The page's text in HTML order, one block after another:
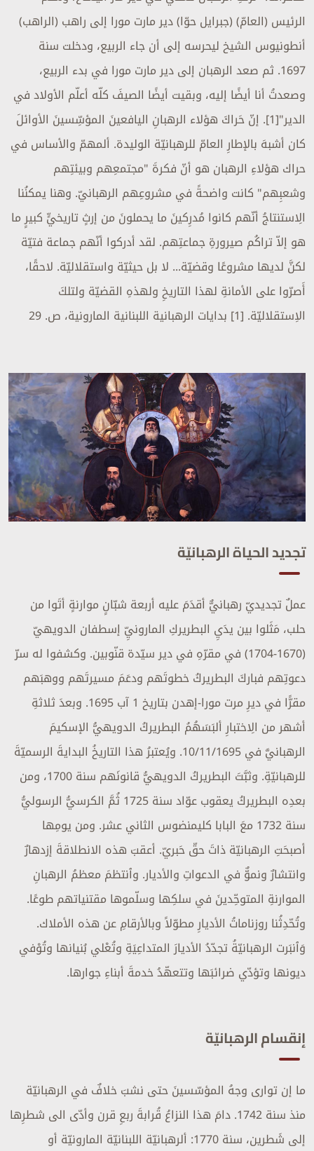
الرئيس (العامّ) (جبرايل حوّا) دير مارت مورا إلى راهب (الراهب)
أنطونيوس الشيخ ليحرسه إلى أن جاء الربيع، ودخلت سنة
1697. ثم صعد الرهبان إلى دير مارت مورا في بدء الربيع،
وصعدتُ أنا أيضًا إليه، وبقيت أيضًا الصيفَ كلّه أعلّم الأولاد في
الدير"[1]. إنّ حَراكَ هؤلاء الرهبانِ اليافعينَ المؤسِّسينَ الأوائلَ
كان أشبهَ بالإطارِ العامّ للرهبانيّة الوليدة. ألمهمّ والأساس في
حراك هؤلاءِ الرهبان هو أنّ فكرةَ "مجتمعِهم وبيئتِهم
وشعبِهم" كانت واضحةً في مشروعِهم الرهبانيّ. وهنا يمكنُنا
الِاستنتاجُ أنّهم كانوا مُدرِكينَ ما يحملونَ من إرثٍ تاريخيٍّ كبيرٍ ما
هو إلاّ تراكُم صيرورةِ جماعتِهم. لقد أدركوا أنّهم جماعة فتيّة
لكنَّ لديها مشروعًا وقضيّة... لا بل حيثيّة واستقلاليّة. لاحقًا،
أَصرّوا على الأمانةِ لهذا التاريخِ ولهذهِ القضيّة ولتلكَ
الاِستقلاليّة. [1] بدايات الرهبانية اللبنانية المارونية، ص. 29
تجديد الحياة الرهبانيّة
عملٌ تجديديّ رهبانيٌّ أقدَمَ عليه أربعة شبّانٍ موارنةٍ أتَوا من
حلب، مَثَلوا بين يدَيِ البطريركِ المارونيِّ إسطفان الدويهيّ
(1670-1704) في مقرّهِ في دير سيّدة قنّوبين. وكشفوا له سرّ
دعوتِهم فباركَ البطريركُ خطوتَهم ودعَمَ مسيرتَهم ووهبَهم
مقرًّا في ديرِ مرت مورا-إهدن بتاريخ 1 آب 1695. وبعدَ ثلاثةِ
أشهر من الِاختبارِ ألبَسَهُمُ البطريركُ الدويهيُّ الإسكيمَ
الرهبانيَّ في 10/11/1695. ويُعتبرُ هذا التاريخُ البدايةَ الرسميّةَ
للرهبانيّةِ. وثبَّتَ البطريركُ الدويهيُّ قانونَهم سنة 1700، ومن
بعدِه البطريركُ يعقوب عوّاد سنة 1725 ثُمَّ الكرسيُّ الرسوليُّ
سنة 1732 معَ البابا كليمنضوس الثاني عشر. ومن يومِها
أصبحَتِ الرهبانيّة ذاتَ حقّ حَبريّ. أعقبَ هذه الانطلاقةَ إزدهارٌ
وانتشارٌ ونموٌّ في الدعواتِ والأديار. وٱنتظمَ معظمُ الرهبانِ
الموارنةِ المتوحِّدينَ في سلكِها وسلّموها مقتنياتهم طوعًا.
وتُحّدِثُنا روزناماتُ الأديارِ مطوّلاً وبالأرقامِ عن هذه الأملاك.
وَٱنبَرت الرهبانيّةُ تجدّدُ الأديارَ المتداعِيَةِ وتُعْلي بُنيانها وتُوْفي
ديونها وتؤدّي ضرائبَها وتتعهّدُ خدمةَ أبناءِ جوارها.
إنقسام الرهبانيّة
ما إن توارى وجهُ المؤسّسينَ حتى نشبَ خلافٌ في الرهبانيّة
منذ سنة 1742. دامَ هذا النزاعُ قُرابةَ ربعِ قرن وأدّى الى شطرِها
إلى شَطرين، سنة 1770: ألرهبانيّة اللبنانيّة المارونيّة أو